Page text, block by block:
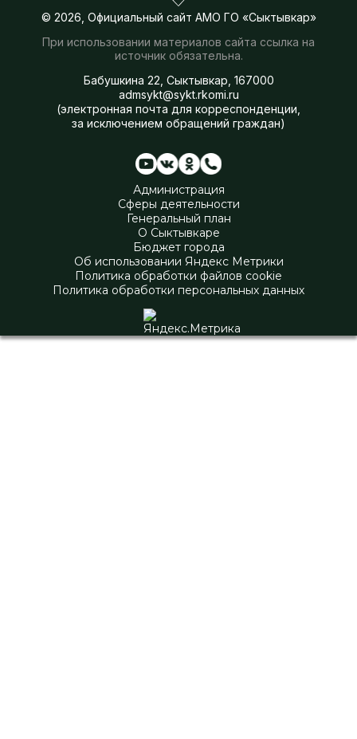
© 2026, Официальный сайт АМО ГО «Сыктывкар»
При использовании материалов сайта ссылка на
источник обязательна.
Бабушкина 22, Сыктывкар, 167000
admsykt@sykt.rkomi.ru
(электронная почта для корреспонденции,
за исключением обращений граждан)
Администрация
Сферы деятельности
Генеральный план
О Сыктывкаре
Бюджет города
Об использовании Яндекс Метрики
Политика обработки файлов cookie
Политика обработки персональных данных